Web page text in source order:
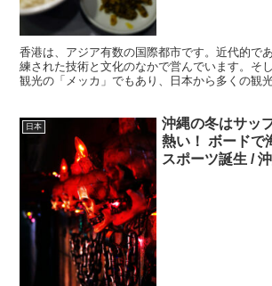
香港は、アジア有数の国際都市です。近代的で
練された技術と文化のなかで営んでいます。そ
観光の「メッカ」でもあり、日本から多くの観
日本
沖縄の冬はサッ
熱い！ ボードで
スポーツ誕生 /